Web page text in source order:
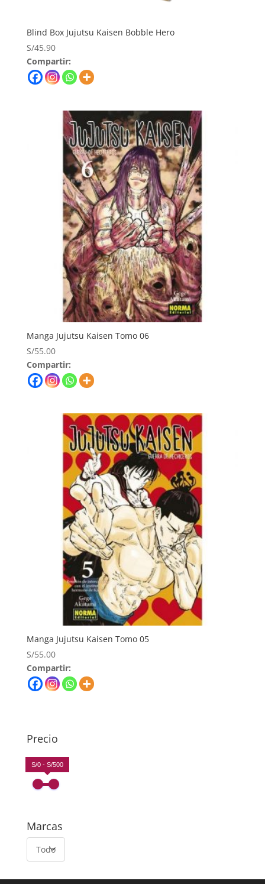
Blind Box Jujutsu Kaisen Bobble Hero
S/45.90
Compartir:
Manga Jujutsu Kaisen Tomo 06
S/55.00
Compartir:
Manga Jujutsu Kaisen Tomo 05
S/55.00
Compartir:
Precio
S/0 - S/500
Marcas
Todo